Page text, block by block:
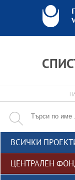

ВСИЧКИ
ЦЕНТРАЛЕН